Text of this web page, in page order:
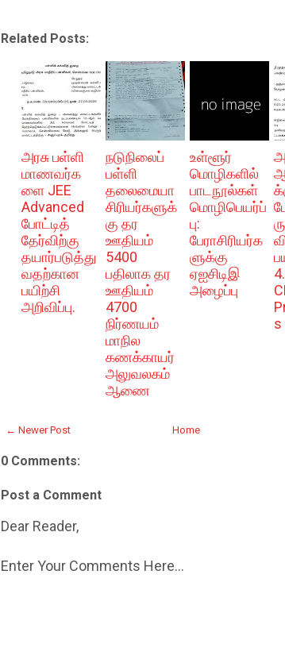
Related Posts:
அரசு பள்ளி
மாணவர்க
ளை JEE
Advanced
போட்டித்
தேர்விற்கு
தயார்படுத்து
வதற்கான
பயிற்சி
அறிவிப்பு.
நடுநிலைப்
பள்ளி
தலைமையா
சிரியர்களுக்
கு தர
ஊதியம்
5400
பதிலாக தர
ஊதியம்
4700
நிர்ணயம்
மாநில
கணக்காயர்
அலுவலகம்
ஆணை
உள்ளூர்
மொழிகளில்
பாடநூல்கள்
மொழிபெயர்ப்
பு:
பேராசிரியர்க
ளுக்கு
ஏஐசிடிஇ
அழைப்பு
s
← Newer Post Home
0 Comments:
Post a Comment
Dear Reader,
Enter Your Comments Here...